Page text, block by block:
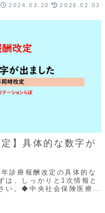
2024.03.20 2026.02.03
】具体的な数字が
診療報酬改定の具体的な
は、しっかりと1次情報と
い。◆中央社会保険医療協